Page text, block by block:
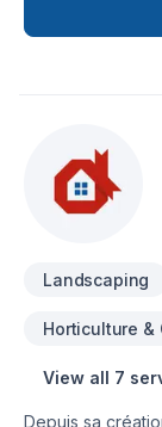
envers la qualité
Notre
centré sur vos
Landscaping
Horticulture &
View all 7
Depuis sa